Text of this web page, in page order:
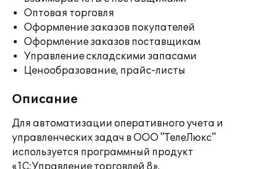
Оптовая торговля
Оформление заказов покупателей
Оформление заказов поставщикам
Управление складскими запасами
Ценообразование, прайс-листы
Описание
Для автоматизации оперативного учета и
управленческих задач в ООО "ТелеЛюкс"
используется программный продукт
«1С:Управление торговлей 8».